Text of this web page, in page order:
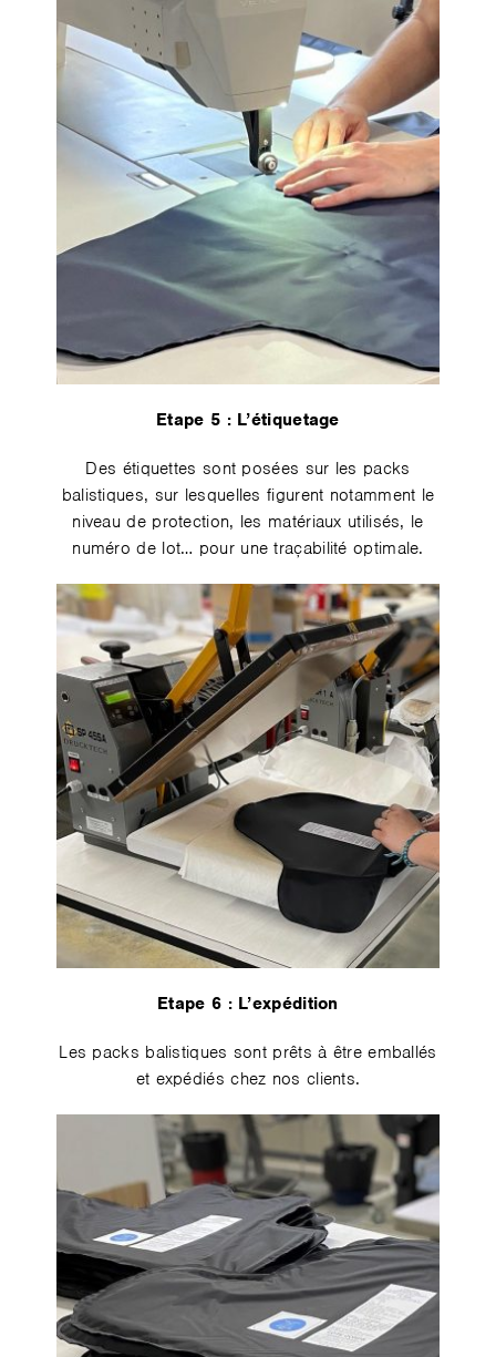
Etape 5️ : L’étiquetage
Des étiquettes sont posées sur les packs
balistiques, sur lesquelles figurent notamment le
niveau de protection, les matériaux utilisés, le
numéro de lot… pour une traçabilité optimale.
Etape 6️ : L’expédition
Les packs balistiques sont prêts à être emballés
et expédiés chez nos clients.